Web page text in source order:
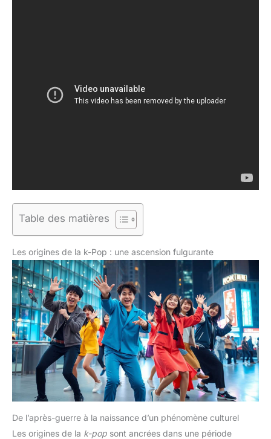
Table des matières
Les origines de la k-Pop : une ascension fulgurante
De l’après-guerre à la naissance d’un phénomène culturel
Les origines de la k-pop sont ancrées dans une période